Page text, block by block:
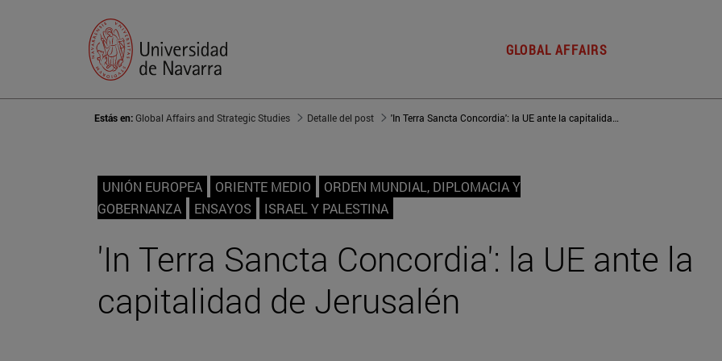
GLOBAL AFFAIRS
Estás en:Global Affairs and Strategic Studies Detalle del post 'In Terra Sancta Concordia': la UE ante la capitalidad de Jerusalén
UNIÓN EUROPEA ORIENTE MEDIO
ORDEN MUNDIAL, DIPLOMACIA Y
GOBERNANZA
ENSAYOS ISRAEL Y PALESTINA
'In Terra Sancta Concordia': la UE ante la
capitalidad de Jerusalén